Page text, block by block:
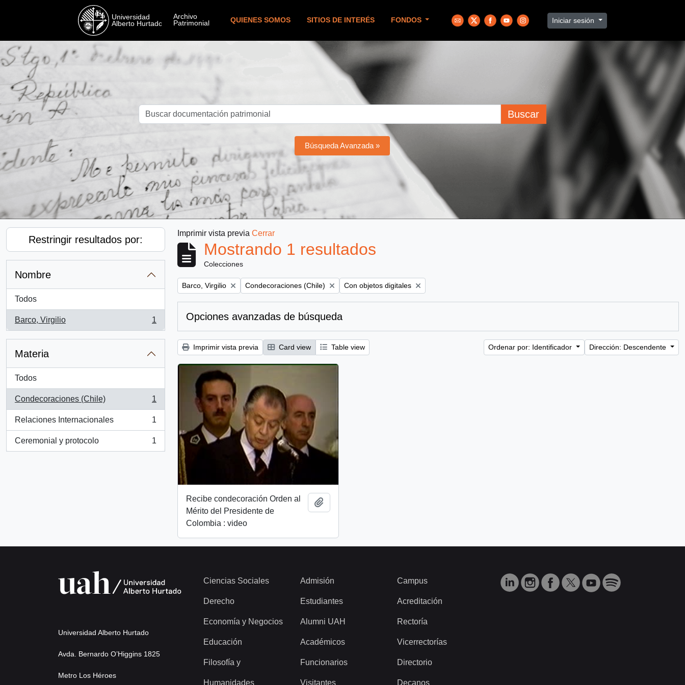
QUIENES SOMOS SITIOS DE INTERÉS FONDOS Iniciar sesión
Buscar
Búsqueda Avanzada »
Restringir resultados por:
Nombre
Todos
Barco, Virgilio
, 1 resultados
1
Materia
Todos
Condecoraciones (Chile)
, 1 resultados
1
Relaciones Internacionales
, 1 resultados
1
Ceremonial y protocolo
, 1 resultados
1
Imprimir vista previa Cerrar
Mostrando 1 resultados
Colecciones
Remove filter:
Barco, Virgilio Remove filter:
Condecoraciones (Chile) Remove filter:
Con objetos digitales
Opciones avanzadas de búsqueda
Imprimir vista previa Card view Table view Ordenar por: Identificador Dirección: Descendente
Recibe condecoración Orden al
Mérito del Presidente de
Colombia : video
Universidad Alberto Hurtado
Avda. Bernardo O’Higgins 1825
Metro Los Héroes
Ciencias Sociales
Derecho
Economía y Negocios
Educación
Filosofía y
Humanidades
Admisión
Estudiantes
Alumni UAH
Académicos
Funcionarios
Visitantes
Campus
Acreditación
Rectoría
Vicerrectorías
Directorio
Decanos